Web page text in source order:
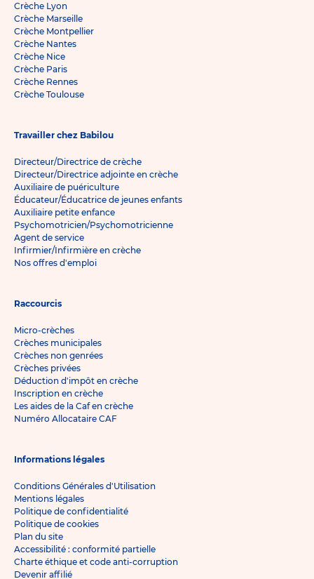
Crèche Lyon
Crèche Marseille
Crèche Montpellier
Crèche Nantes
Crèche Nice
Crèche Paris
Crèche Rennes
Crèche Toulouse
Travailler chez Babilou
Directeur/Directrice de crèche
Directeur/Directrice adjointe en crèche
Auxiliaire de puériculture
Éducateur/Éducatrice de jeunes enfants
Auxiliaire petite enfance
Psychomotricien/Psychomotricienne
Agent de service
Infirmier/Infirmière en crèche
Nos offres d'emploi
Raccourcis
Micro-crèches
Crèches municipales
Crèches non genrées
Crèches privées
Déduction d'impôt en crèche
Inscription en crèche
Les aides de la Caf en crèche
Numéro Allocataire CAF
Informations légales
Conditions Générales d'Utilisation
Mentions légales
Politique de confidentialité
Politique de cookies
Plan du site
Accessibilité : conformité partielle
Charte éthique et code anti-corruption
Devenir affilié